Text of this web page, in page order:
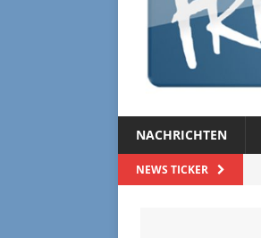
NACHRICHTEN
NEWS TICKER